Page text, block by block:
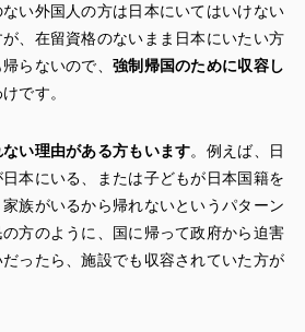
い外国人の方は日本にいてはいけない
、在留資格のないまま日本にいたい方
らないので、強制帰国のために収容し
です。
い理由がある方もいます。例えば、日
本にいる、または子どもが日本国籍を
族がいるから帰れないというパターン
方のように、国に帰って政府から迫害
ったら、施設でも収容されていた方が